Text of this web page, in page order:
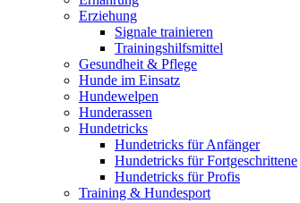
Erziehung
Signale trainieren
Trainingshilfsmittel
Gesundheit & Pflege
Hunde im Einsatz
Hundewelpen
Hunderassen
Hundetricks
Hundetricks für Anfänger
Hundetricks für Fortgeschrittene
Hundetricks für Profis
Training & Hundesport